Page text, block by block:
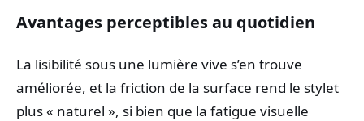
Avantages perceptibles au quotidien
La lisibilité sous une lumière vive s’en trouve
améliorée, et la friction de la surface rend le stylet
plus « naturel », si bien que la fatigue visuelle